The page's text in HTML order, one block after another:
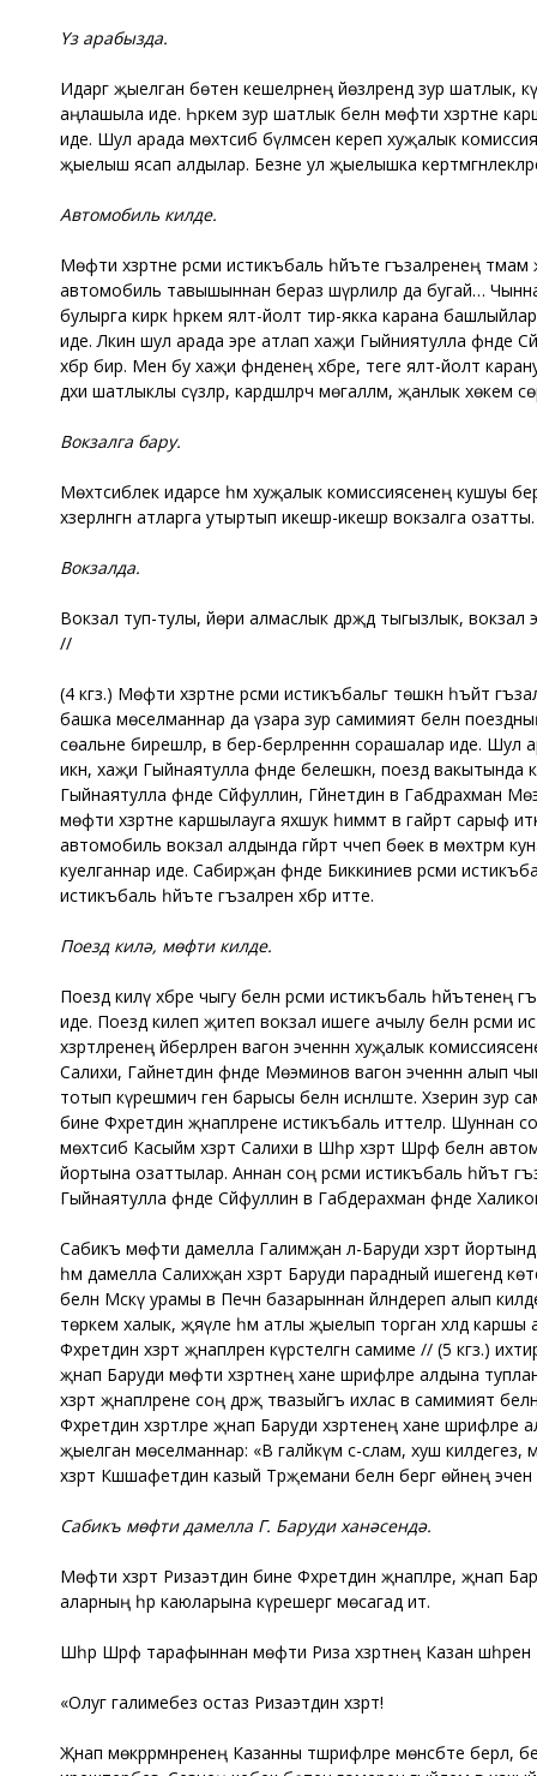
Үз арабызда.
Идарәгә җыелган бөтен кешеләрнең йөзләрендә зур шатлык,
аңлашыла иде. Һәркем зур шатлык белән мөфти хәзрәтне
иде. Шул арада мөхтәсиб бүлмәсенә кереп хуҗалык комиссия
җыелыш ясап алдылар. Безне ул җыелышка
Автомобиль килде.
Мөфти хәзрәтне рәсми истикъбаль һәйъәте әгъзаләренең
автомобиль тавышыннан бераз шүрлиләр да бугай…
булырга кирәк һәркем ялт-йолт тирә-якка карана
иде. Ләкин шул арада эре атлап хаҗи Гыйниятулла әфәнде
хәбәр бирә. Менә бу хаҗи әфәнденең хәбәре, теге ялт-йолт
дәхи шатлыклы сүзләр, кардәшләрчә мөгалләмә, җанлык хөкем
Вокзалга бару.
Мөхтәсиблек идарәсе һәм хуҗалык комиссиясенең кушуы бер
хәзерләнгән атларга утыртып икешәр-икешәр вокзалга
Вокзалда.
Вокзал туп-тулы, йөри алмаслык дәрәҗәдә тыгызлык,
//
(4 кгз.) Мөфти хәзрәтне рәсми истикъбальгә төшкән
башка мөселманнар да үзара зур самимият белән поездның
сөальне бирешәләр, вә бер-берләреннән сорашалар иде.
икән, хаҗи Гыйнаятулла әфәнде белешкән, поезд
Гыйнаятулла әфәнде Сәйфуллин, Гәйнетдин вә Габдрахман
мөфти хәзрәтне каршылауга яхшук һиммәт вә гайрәт сарыф
автомобиль вокзал алдында гәйрәт чәчеп бөек вә мөхтәрәм
куелганнар иде. Сабирҗан әфәнде Биккиниев рәсми
истикъбаль һәйъәте әгъзаләренә хәбәр итте.
Поезд килә, мөфти килде.
Поезд килү хәбәре чыгу белән рәсми истикъбаль
иде. Поезд килеп җитеп вокзал ишеге ачылу белән рәсми
хәзрәтләренең әйберләрен вагон эченнән хуҗалык
Салихи, Гайнетдин әфәнде Мөэминов вагон эченнән алып
тотып күрешмичә генә барысы белән исәнләште. Хәзерин зур
бине Фәхретдин җәнапләрене истикъбаль иттеләр. Шуннан
мөхтәсиб Касыйм хәзрәт Салихи вә Шәһәр хәзрәт Шәрәф белән
йортына озаттылар. Аннан соң рәсми истикъбаль һәйъәт
Гыйнаятулла әфәнде Сәйфуллин вә Габдерахман әфәнде
Сабикъ мөфти дамелла Галимҗан әл-Баруди хәзрәт
һәм дамелла Салихҗан хәзрәт Баруди парадный ишегендә
белән Мәскәү урамы вә Печән базарыннан әйләндереп алып
төркем халык, җәяүле һәм атлы җыелып торган хәлдә
Фәхретдин хәзрәт җәнапләренә күрсәтелгән самиме // (5 кгз.)
җәнап Баруди мөфти хәзрәтнең ханәе шәрифәләре алдына
хәзрәт җәнапләрене соң дәрәҗә тәвазыйгъ ихлас вә
Фәхретдин хәзрәтләре җәнап Баруди хәзрәтенең ханәе
җыелган мөселманнар: «Вә галәйкүм әс-сәлам, хуш
хәзрәт Кәшшафетдин казый Тәрҗемани белән бергә өйнең
Сабикъ мөфти дамелла Г. Баруди ханәсендә.
Мөфти хәзрәт Ризаэтдин бине Фәхретдин җәнапләре, җәнап
аларның һәр каюларына күрешергә мөсагадә итә.
Шәһәр Шәрәф тарафыннан мөфти Риза хәзрәтнең Казан
«Олуг галимебез остаз Ризаэтдин хәзрәт!
Җәнап мөкәррәмнәренең Казанны тәшрифләре мөнәсәбәте берлә,